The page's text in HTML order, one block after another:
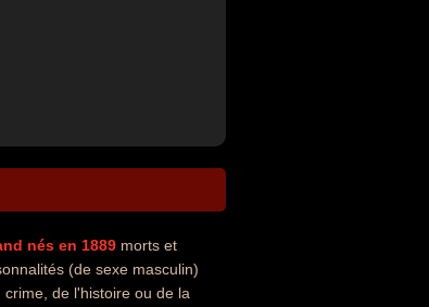
nés en 1889 morts et
(de sexe masculin)
de l'histoire ou de la